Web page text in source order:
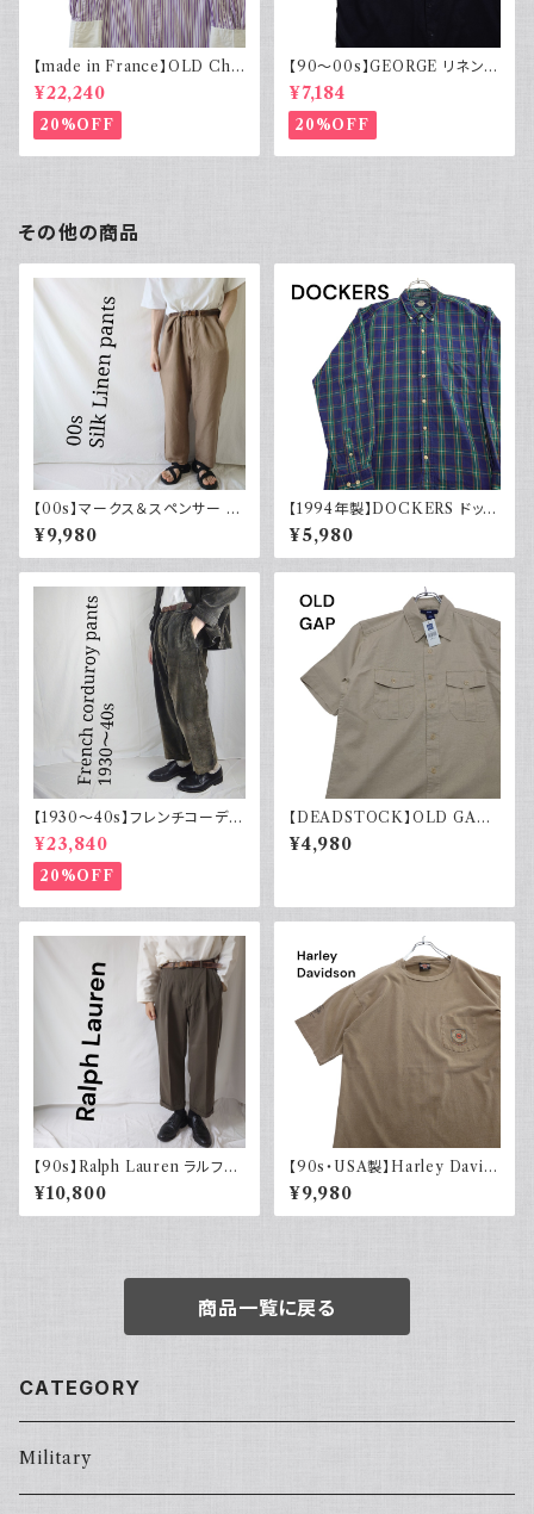
【made in France】OLD Cha
rvet ストライプ 切り替え 紫
¥22,240
20%OFF
【90～00s】GEORGE リネンレ
ーヨンシャツ 黒 ボックスシルエ
ット XL
¥7,184
20%OFF
その他の商品
【00s】マークス＆スペンサー M
arks & Spencer シルクリネン
パンツ スラックス 古着
¥9,980
【1994年製】DOCKERS ドッカ
ーズ チェックシャツ ボタンダウ
ン 古着 アメカジ リーバイス 長
袖
¥5,980
【1930～40s】フレンチコーデュ
ロイパンツ ヴィンテージ ダーク
ブラウン
¥23,840
20%OFF
【DEADSTOCK】OLD GAP
オールドギャップ コットンリネン
シャツ 半袖 タグ付き 00s 古着
¥4,980
【90s】Ralph Lauren ラルフロ
ーレン ツータックスラックス ウ
ール カーキ 古着 TALONジッ
プ
¥10,800
【90s・USA製】Harley David
son ハーレーダビッドソン ポケ
ット付き Tシャツ 古着 フェード
シングルステッチ ベージュ ヴィ
¥9,980
商品一覧に戻る
CATEGORY
Military